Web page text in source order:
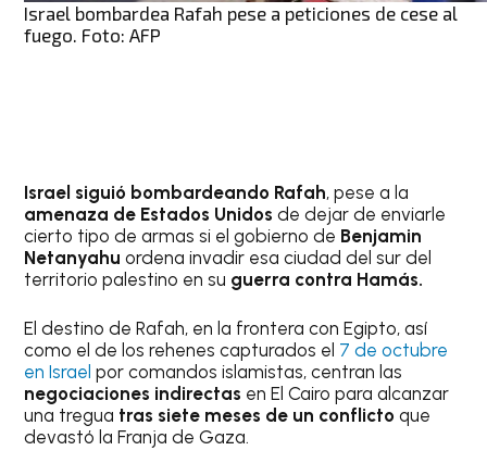
Israel bombardea Rafah pese a peticiones de cese al
fuego. Foto: AFP
Israel siguió bombardeando Rafah, pese a la
amenaza de Estados Unidosde dejar de enviarle
cierto tipo de armas si el gobierno de Benjamin
Netanyahu ordena invadir esa ciudad del sur del
territorio palestino en su guerra contra Hamás.
El destino de Rafah, en la frontera con Egipto, así
como el de los rehenes capturados el 7 de octubre
en Israel por comandos islamistas, centran las
negociaciones indirectas en El Cairo para alcanzar
una tregua tras siete meses de un conflicto que
devastó la Franja de Gaza.